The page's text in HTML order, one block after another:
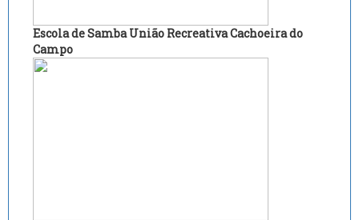
Escola de Samba União Recreativa Cachoeira do
Campo